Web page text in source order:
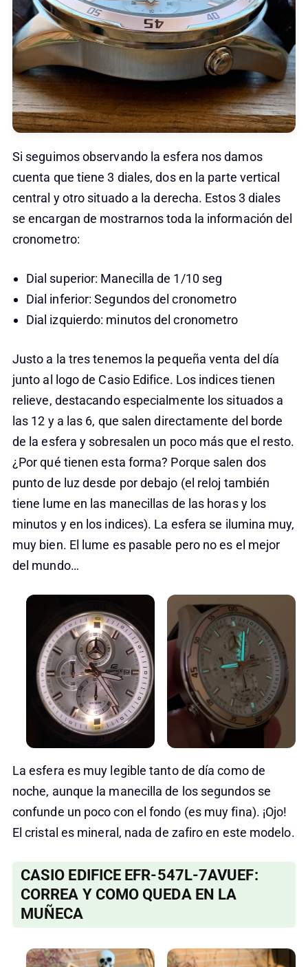
Si seguimos observando la esfera nos damos
cuenta que tiene 3 diales, dos en la parte vertical
central y otro situado a la derecha. Estos 3 diales
se encargan de mostrarnos toda la información del
cronometro:
Dial superior: Manecilla de 1/10 seg
Dial inferior: Segundos del cronometro
Dial izquierdo: minutos del cronometro
Justo a la tres tenemos la pequeña venta del día
junto al logo de Casio Edifice. Los indices tienen
relieve, destacando especialmente los situados a
las 12 y a las 6, que salen directamente del borde
de la esfera y sobresalen un poco más que el resto.
¿Por qué tienen esta forma? Porque salen dos
punto de luz desde por debajo (el reloj también
tiene lume en las manecillas de las horas y los
minutos y en los indices). La esfera se ilumina muy,
muy bien. El lume es pasable pero no es el mejor
del mundo…
La esfera es muy legible tanto de día como de
noche, aunque la manecilla de los segundos se
confunde un poco con el fondo (es muy fina). ¡Ojo!
El cristal es mineral, nada de zafiro en este modelo.
CASIO EDIFICE EFR-547L-7AVUEF:
CORREA Y COMO QUEDA EN LA
MUÑECA